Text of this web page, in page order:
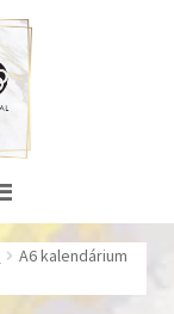
A6 kalendárium